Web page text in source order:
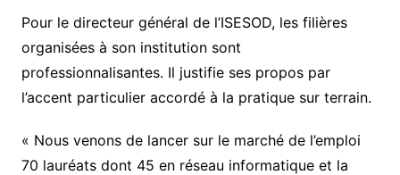
Pour le directeur général de l’ISESOD, les filières
organisées à son institution sont
professionnalisantes. Il justifie ses propos par
l’accent particulier accordé à la pratique sur terrain.
« Nous venons de lancer sur le marché de l’emploi
70 lauréats dont 45 en réseau informatique et la